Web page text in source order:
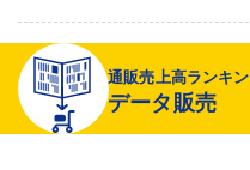
2026年08月06日 19:01
〈注目企業のEC戦略〉 イズミセ
ール軸に50店展開
通販売上高ランキ
データ販売